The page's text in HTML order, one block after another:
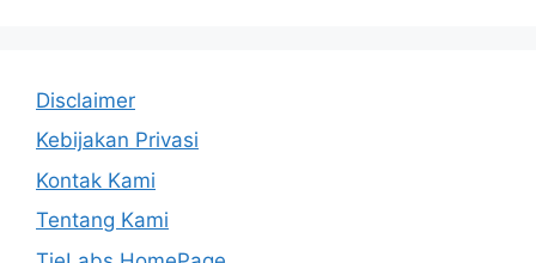
Disclaimer
Kebijakan Privasi
Kontak Kami
Tentang Kami